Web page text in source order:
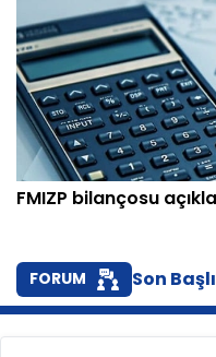
FMIZP bilançosu
FORUM Son